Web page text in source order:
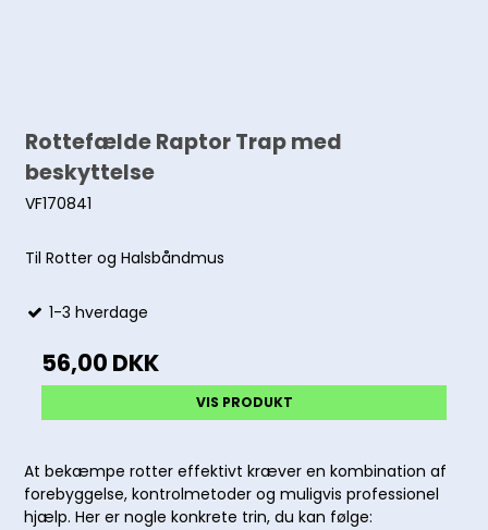
Rottefælde Raptor Trap med
beskyttelse
VF170841
Til Rotter og Halsbåndmus
1-3 hverdage
56,00 DKK
VIS PRODUKT
At bekæmpe rotter effektivt kræver en kombination af
forebyggelse, kontrolmetoder og muligvis professionel
hjælp. Her er nogle konkrete trin, du kan følge: